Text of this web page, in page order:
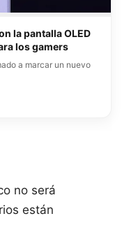
la pantalla OLED
los gamers
a marcar un nuevo
no será
están